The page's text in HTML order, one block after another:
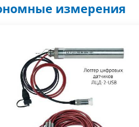
измерения